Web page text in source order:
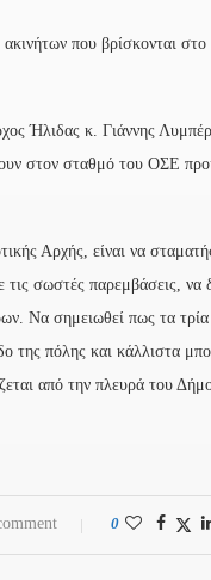
που βρίσκονται
Ήλιδας κ. Γιάννης
στον σταθμό του ΟΣΕ
Αρχής, είναι να
τις σωστές παρεμβάσεις,
Να σημειωθεί πως τα
της πόλης και κάλλιστα
από την πλευρά του
0